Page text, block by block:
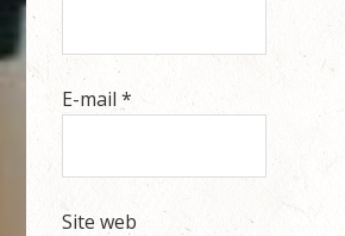
E-mail*
Site web